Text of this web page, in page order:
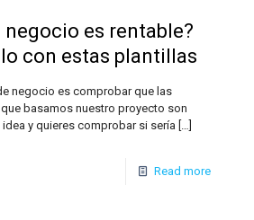
negocio es rentable?
con estas plantillas
negocio es comprobar que las
basamos nuestro proyecto son
idea y quieres comprobar si sería […]
Read more